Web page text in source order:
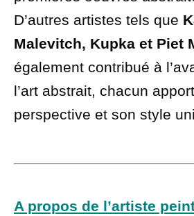
D’autres artistes tels que
Malevitch, Kupka et Piet
également contribué à
l’art abstrait, chacun
perspective et son style
A propos de l’artiste